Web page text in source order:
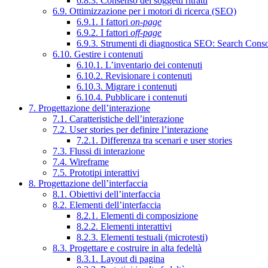
6.9. Ottimizzazione per i motori di ricerca (SEO)
6.9.1. I fattori on-page
6.9.2. I fattori off-page
6.9.3. Strumenti di diagnostica SEO: Search
6.10. Gestire i contenuti
6.10.1. L’inventario dei contenuti
6.10.2. Revisionare i contenuti
6.10.3. Migrare i contenuti
6.10.4. Pubblicare i contenuti
7. Progettazione dell’interazione
7.1. Caratteristiche dell’interazione
7.2. User stories per definire l’interazione
7.2.1. Differenza tra scenari e user stories
7.3. Flussi di interazione
7.4. Wireframe
7.5. Prototipi interattivi
8. Progettazione dell’interfaccia
8.1. Obiettivi dell’interfaccia
8.2. Elementi dell’interfaccia
8.2.1. Elementi di composizione
8.2.2. Elementi interattivi
8.2.3. Elementi testuali (microtesti)
8.3. Progettare e costruire in alta fedeltà
8.3.1. Layout di pagina